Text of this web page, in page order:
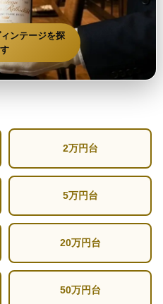
ンテージを探
す
2万円台
5万円台
20万円台
50万円台